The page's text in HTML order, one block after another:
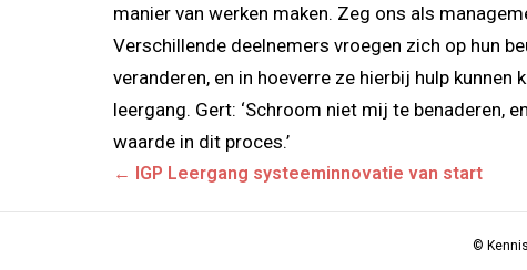
manier van werken maken. Zeg ons als
Verschillende deelnemers vroegen zich op hun
veranderen, en in hoeverre ze hierbij hulp
leergang. Gert: ‘Schroom niet mij te benaderen,
waarde in dit proces.’
Posts
navigation
← IGP Leergang systeeminnovatie van start
©